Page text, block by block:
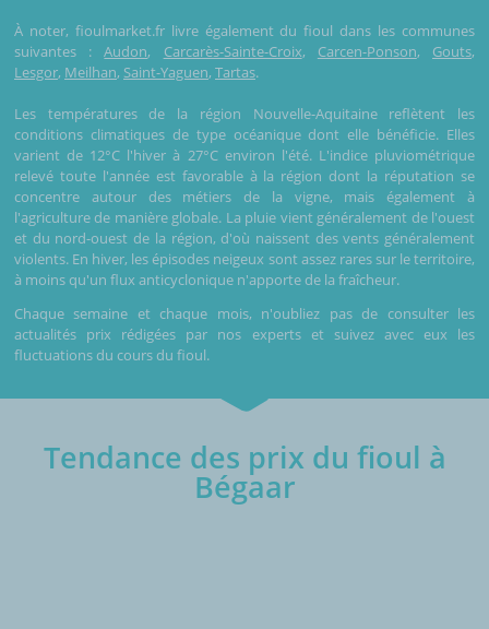
À noter, fioulmarket.fr livre également du fioul dans les communes
suivantes :Audon, Carcarès-Sainte-Croix, Carcen-Ponson, Gouts,
Lesgor, Meilhan, Saint-Yaguen, Tartas.
Les températures de la région Nouvelle-Aquitaine reflètent les
conditions climatiques de type océanique dont elle bénéficie. Elles
varient de 12°C l'hiver à 27°C environ l'été. L'indice pluviométrique
relevé toute l'année est favorable à la région dont la réputation se
concentre autour des métiers de la vigne, mais également à
l'agriculture de manière globale. La pluie vient généralement de l'ouest
et du nord-ouest de la région, d'où naissent des vents généralement
violents. En hiver, les épisodes neigeux sont assez rares sur le territoire,
à moins qu'un flux anticyclonique n'apporte de la fraîcheur.
Chaque semaine et chaque mois, n'oubliez pas de consulter les
actualités prix rédigées par nos experts et suivez avec eux les
fluctuations du cours du fioul.
Tendance des prix du fioul à
Bégaar